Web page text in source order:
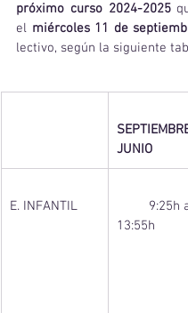
próximo curso 2024-2025
el miércoles 11 de
lectivo, según la siguiente
JUNIO
E. INFANTIL
9:25h
13:55h